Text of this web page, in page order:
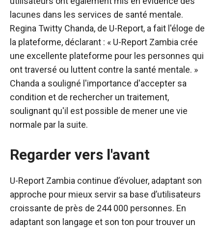
lacunes dans les services de santé mentale.
Regina Twitty Chanda, de U-Report, a fait l'éloge de
la plateforme, déclarant : « U-Report Zambia crée
une excellente plateforme pour les personnes qui
ont traversé ou luttent contre la santé mentale. »
Chanda a souligné l'importance d'accepter sa
condition et de rechercher un traitement,
soulignant qu'il est possible de mener une vie
normale par la suite.
Regarder vers l'avant
U-Report Zambia continue d’évoluer, adaptant son
approche pour mieux servir sa base d’utilisateurs
croissante de près de 244 000 personnes. En
adaptant son langage et son ton pour trouver un